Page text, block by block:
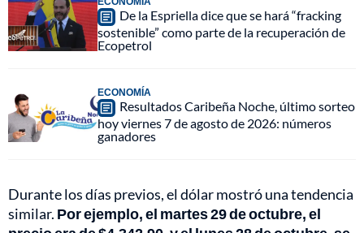
De la Espriella dice que se hará “fracking
sostenible” como parte de la recuperación de
Ecopetrol
ECONOMÍA
Resultados Caribeña Noche, último sorteo
hoy viernes 7 de agosto de 2026: números
ganadores
Durante los días previos, el dólar mostró una tendencia
similar. Por ejemplo, el martes 29 de octubre, el